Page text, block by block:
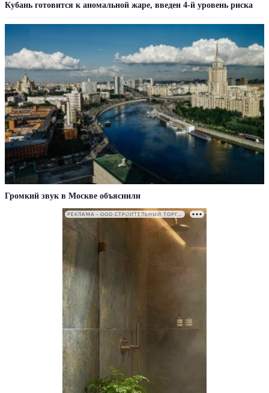
Кубань готовится к аномальной жаре, введен 4-й уровень риска
Громкий звук в Москве объяснили
РЕКЛАМА • ООО СТРОИТЕЛЬНЫЙ ТОРГОВЫЙ ДОМ «ПЕТРОВИЧ». ИНН: 7802348846